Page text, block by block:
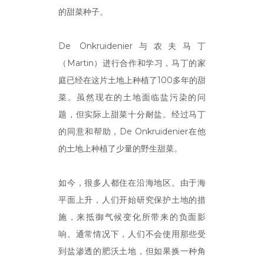
的甜菜种子。
De Onkruidenier与农夫马丁
（Martin）进行合作和学习，马丁的家
庭已经在这片土地上种植了100多年的甜
菜。虽然现在的土地面临盐污染的问
题，但实际上甜菜十分耐盐。经过马丁
的同意和帮助，De Onkruidenier在他
的土地上种植了少量的野生甜菜。
如今，很多人都住在沿海地区。由于海
平面上升，人们开始研究保护土地的措
施，来抵御气候变化所带来的负面影
响。通常情况下，人们不会使用那些受
到盐渗透的肥沃土地，但如果换一种角